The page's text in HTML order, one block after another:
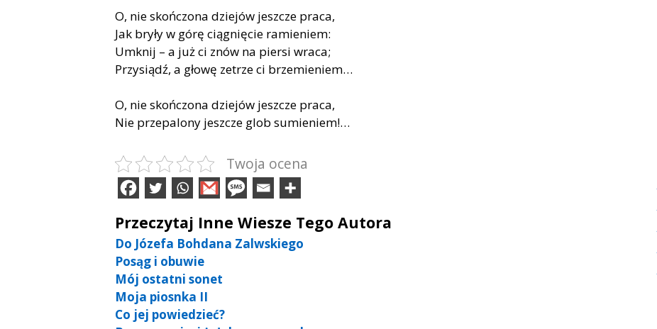
O, nie skończona dziejów jeszcze praca,
Jak bryły w górę ciągnięcie ramieniem:
Umknij – a już ci znów na piersi wraca;
Przysiądź, a głowę zetrze ci brzemieniem…
O, nie skończona dziejów jeszcze praca,
Nie przepalony jeszcze glob sumieniem!…
Twoja ocena
Przeczytaj Inne Wiesze Tego Autora
Do Józefa Bohdana Zalwskiego
Posąg i obuwie
Mój ostatni sonet
Moja piosnka II
Co jej powiedzieć?